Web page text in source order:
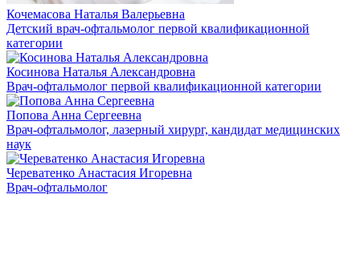
Кочемасова Наталья Валерьевна
Детский врач-офтальмолог первой квалификационной
категории
Косинова Наталья Александровна
Врач-офтальмолог первой квалификационной категории
Попова Анна Сергеевна
Врач-офтальмолог, лазерный хирург, кандидат медицинских
наук
Череватенко Анастасия Игоревна
Врач-офтальмолог